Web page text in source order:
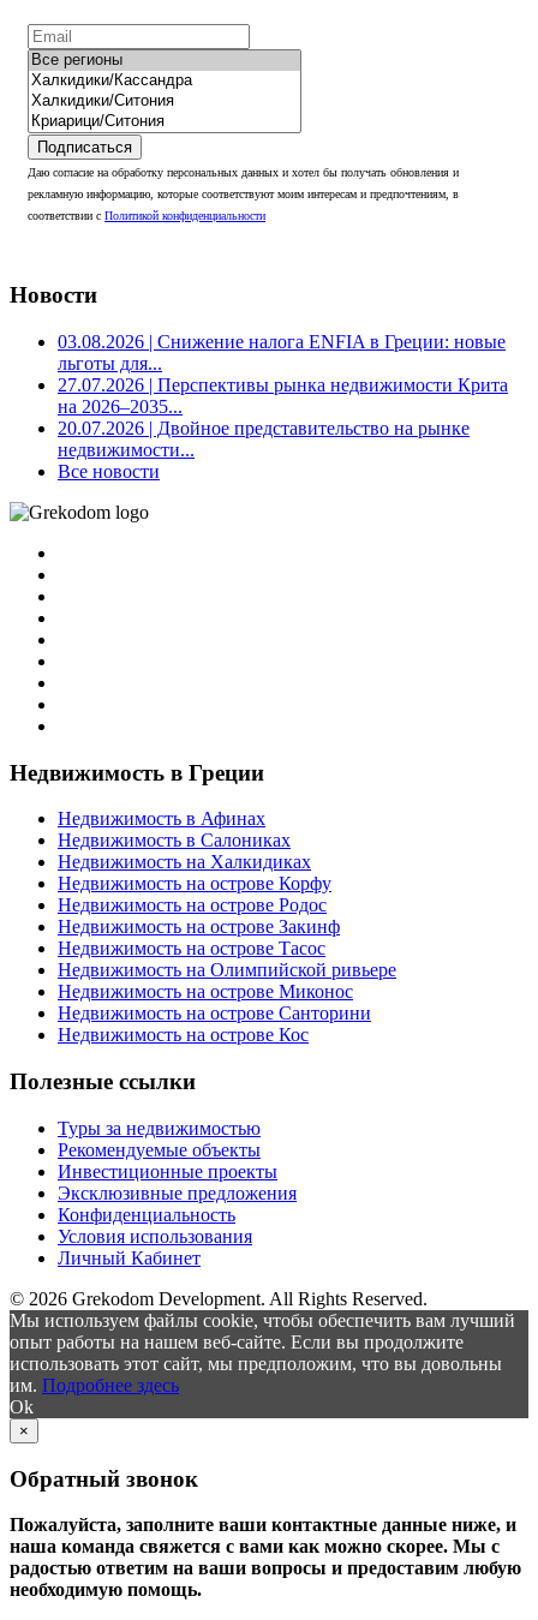
Подписаться
Даю согласие на обработку персональных данных и хотел бы получать обновления и
рекламную информацию, которые соответствуют моим интересам и предпочтениям, в
соответствии с Политикой конфиденциальности
Новости
03.08.2026 | Снижение налога ENFIA в Греции: новые
льготы для...
27.07.2026 | Перспективы рынка недвижимости Крита
на 2026–2035...
20.07.2026 | Двойное представительство на рынке
недвижимости...
Все новости
Недвижимость в Греции
Недвижимость в Афинах
Недвижимость в Салониках
Недвижимость на Халкидиках
Недвижимость на острове Корфу
Недвижимость на острове Родос
Недвижимость на острове Закинф
Недвижимость на острове Тасос
Недвижимость на Олимпийской ривьере
Недвижимость на острове Миконос
Недвижимость на острове Санторини
Недвижимость на острове Кос
Полезные ссылки
Туры за недвижимостью
Рекомендуемые объекты
Инвестиционные проекты
Эксклюзивные предложения
Конфиденциальность
Условия использования
Личный Кабинет
© 2026 Grekodom Development. All Rights Reserved.
Мы используем файлы cookie, чтобы обеспечить вам лучший
опыт работы на нашем веб-сайте. Если вы продолжите
использовать этот сайт, мы предположим, что вы довольны
им. Подробнее здесь
Ok
×
Обратный звонок
Пожалуйста, заполните ваши контактные данные ниже, и
наша команда свяжется с вами как можно скорее. Мы с
радостью ответим на ваши вопросы и предоставим любую
необходимую помощь.